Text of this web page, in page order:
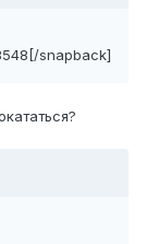
snapback]